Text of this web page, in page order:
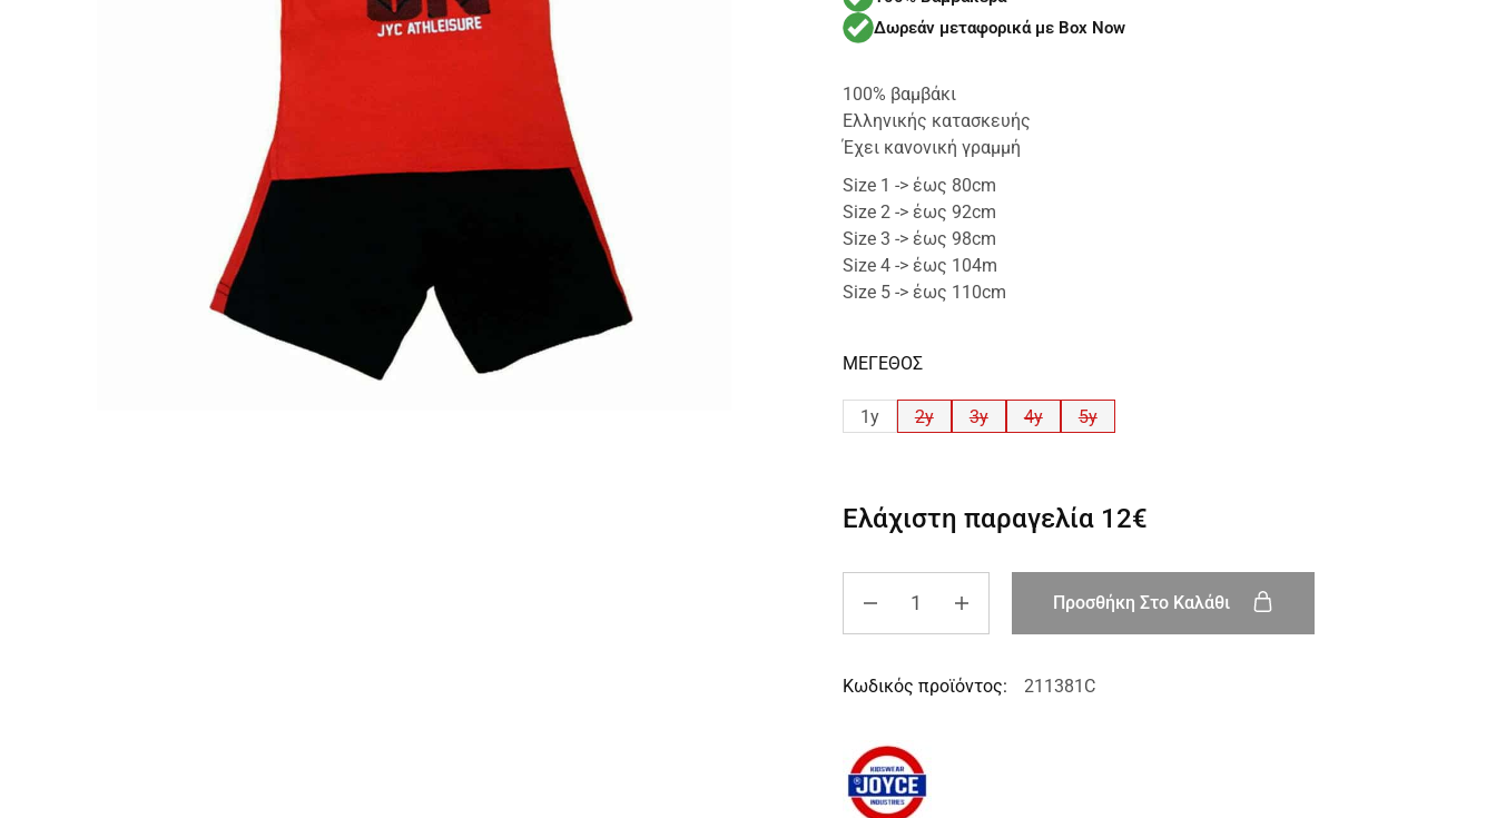
Δωρεάν μεταφορικά με Box Now
100% βαμβάκι
Ελληνικής κατασκευής
Έχει κανονική γραμμή
Size 1 -> έως 80cm
Size 2 -> έως 92cm
Size 3 -> έως 98cm
Size 4 -> έως 104m
Size 5 -> έως 110cm
ΜΕΓΕΘΟΣ
1y 2y 3y 4y 5y
Ελάχιστη παραγελία 12€
Προσθήκη Στο Καλάθι
Κωδικός προϊόντος: 211381C